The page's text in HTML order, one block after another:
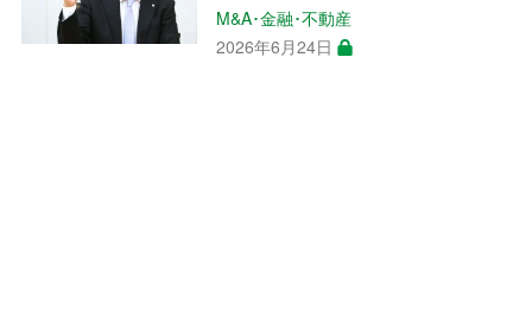
M&A･金融･不動産
2026年6月24日